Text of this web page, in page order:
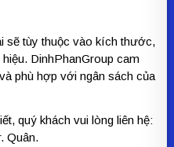
sẽ tùy thuộc vào kích thước,
DinhPhanGroup cam
phù hợp với ngân sách của
quý khách vui lòng liên hệ:
Quân.